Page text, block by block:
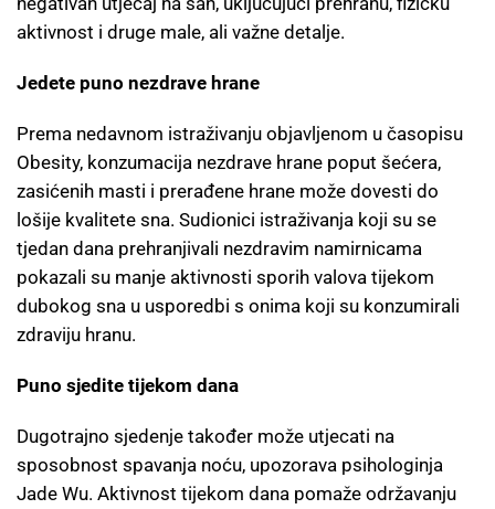
aktivnost i druge male, ali važne detalje.
Jedete puno nezdrave hrane
Prema nedavnom istraživanju objavljenom u časopisu
Obesity, konzumacija nezdrave hrane poput šećera,
zasićenih masti i prerađene hrane može dovesti do
lošije kvalitete sna. Sudionici istraživanja koji su se
tjedan dana prehranjivali nezdravim namirnicama
pokazali su manje aktivnosti sporih valova tijekom
dubokog sna u usporedbi s onima koji su konzumirali
zdraviju hranu.
Puno sjedite tijekom dana
Dugotrajno sjedenje također može utjecati na
sposobnost spavanja noću, upozorava psihologinja
Jade Wu. Aktivnost tijekom dana pomaže održavanju